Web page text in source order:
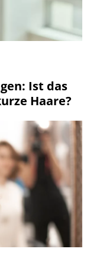
Ist das
Haare?